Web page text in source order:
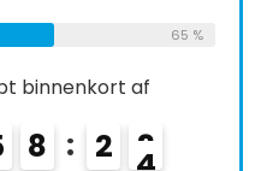
65 %
binnenkort af
8 2 2